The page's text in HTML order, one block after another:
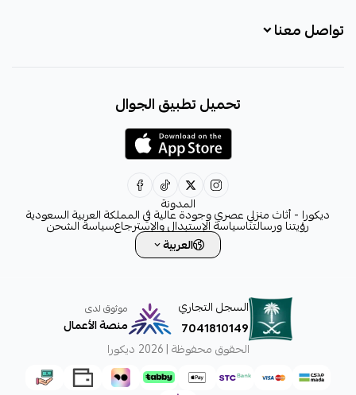
تواصل معنا
decora6586@gmail.com
تحميل تطبيق الجوال
المدونة
ديكورا - أثاث منزلي عصري وجودة عالية في المملكة العربية السعودية
رؤيتنا ورسالتناسياسة الإستبدال والإسترجاعسياسة الشحن
العربية
السجل التجاري
7041810149
موثوق لدى
منصة الأعمال
الحقوق محفوظة | 2026
ديكورا